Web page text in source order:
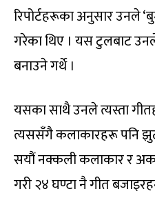
रिपोर्टहरूका अनुसार उनले
गरेका थिए । यस टुलबाट
बनाउने गर्थे ।
यसका साथै उनले त्यस्ता
त्यससँगै कलाकारहरू पनि
सयौं नक्कली कलाकार र
गरी २४ घण्टा नै गीत